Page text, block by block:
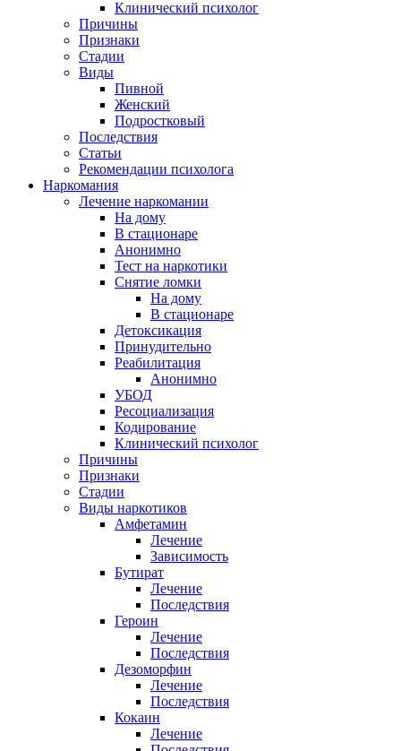
Клинический психолог
Причины
Признаки
Стадии
Виды
Пивной
Женский
Подростковый
Последствия
Статьи
Рекомендации психолога
Наркомания
Лечение наркомании
На дому
В стационаре
Анонимно
Тест на наркотики
Снятие ломки
На дому
В стационаре
Детоксикация
Принудительно
Реабилитация
Анонимно
УБОД
Ресоциализация
Кодирование
Клинический психолог
Причины
Признаки
Стадии
Виды наркотиков
Амфетамин
Лечение
Зависимость
Бутират
Лечение
Последствия
Героин
Лечение
Последствия
Дезоморфин
Лечение
Последствия
Кокаин
Лечение